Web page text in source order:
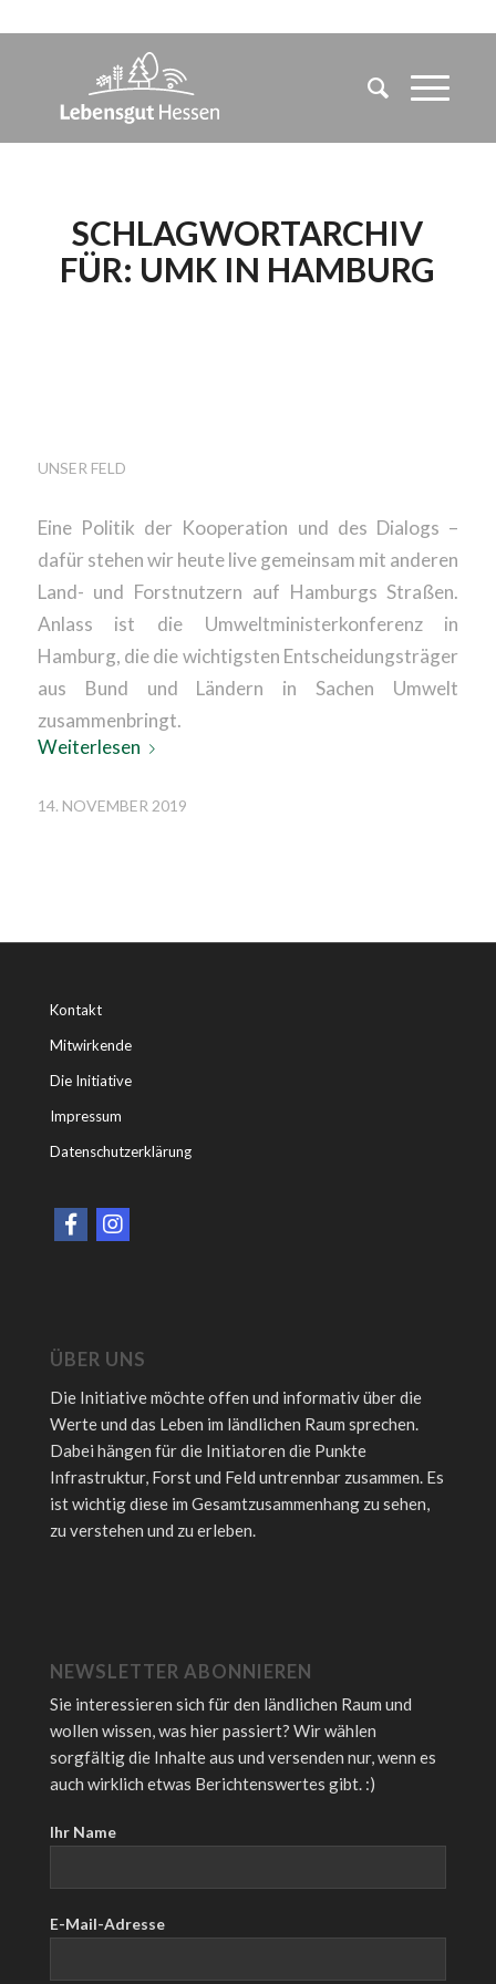
SCHLAGWORTARCHIV
FÜR: UMK IN HAMBURG
UNSER FELD
Eine Politik der Kooperation und des Dialogs –
dafür stehen wir heute live gemeinsam mit anderen
Land- und Forstnutzern auf Hamburgs Straßen.
Anlass ist die Umweltministerkonferenz in
Hamburg, die die wichtigsten Entscheidungsträger
aus Bund und Ländern in Sachen Umwelt
zusammenbringt.
Weiterlesen
14. NOVEMBER 2019
Kontakt
Mitwirkende
Die Initiative
Impressum
Datenschutzerklärung
ÜBER UNS
Die Initiative möchte offen und informativ über die
Werte und das Leben im ländlichen Raum sprechen.
Dabei hängen für die Initiatoren die Punkte
Infrastruktur, Forst und Feld untrennbar zusammen. Es
ist wichtig diese im Gesamtzusammenhang zu sehen,
zu verstehen und zu erleben.
NEWSLETTER ABONNIEREN
Sie interessieren sich für den ländlichen Raum und
wollen wissen, was hier passiert? Wir wählen
sorgfältig die Inhalte aus und versenden nur, wenn es
auch wirklich etwas Berichtenswertes gibt. :)
Ihr Name
E-Mail-Adresse